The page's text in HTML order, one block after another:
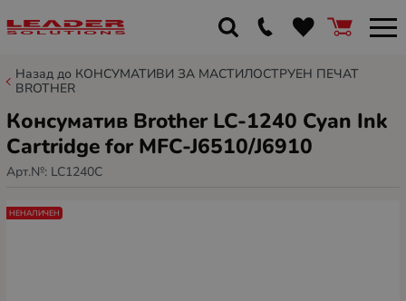
Назад до КОНСУМАТИВИ ЗА МАСТИЛОСТРУЕН ПЕЧАТ
BROTHER
Консуматив Brother LC-1240 Cyan Ink
Cartridge for MFC-J6510/J6910
Арт.№: LC1240C
НЕНАЛИЧЕН